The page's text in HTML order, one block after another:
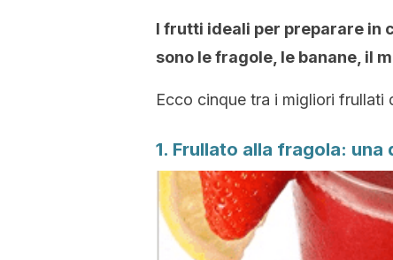
I frutti ideali per preparare in
sono le fragole, le banane, il
Ecco cinque tra i migliori frullati
1. Frullato alla fragola: una